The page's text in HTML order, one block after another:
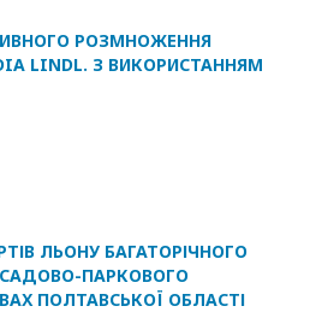
РОЗМНОЖЕННЯ
LINDL. З ВИКОРИСТАННЯМ
ЛЬОНУ БАГАТОРІЧНОГО
САДОВО-ПАРКОВОГО
ПОЛТАВСЬКОЇ ОБЛАСТІ